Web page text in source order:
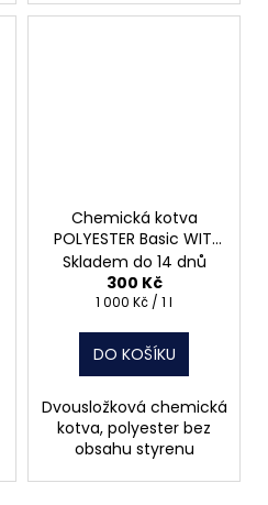
Chemická kotva
POLYESTER Basic WIT,
300 ml
Skladem do 14 dnů
300 Kč
Měrná
1 000 Kč / 1 l
DO KOŠÍKU
Dvousložková chemická
kotva, polyester bez
obsahu styrenu